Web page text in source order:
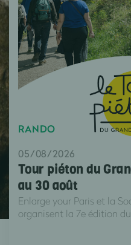
RANDO
05/08/2026
Tour piéton du
au 30 août
Enlarge your Paris et la
organisent la 7e édition